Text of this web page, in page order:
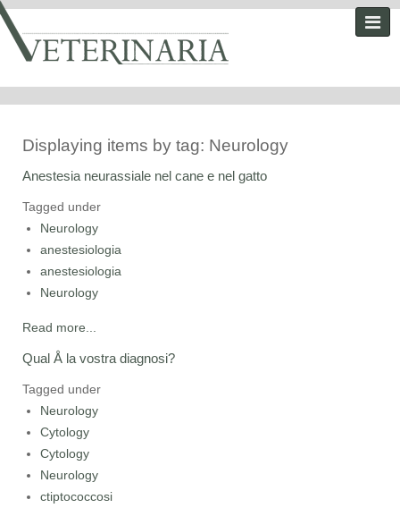
Displaying items by tag: Neurology
Anestesia neurassiale nel cane e nel gatto
Tagged under
Neurology
anestesiologia
anestesiologia
Neurology
Read more...
Qual Å la vostra diagnosi?
Tagged under
Neurology
Cytology
Cytology
Neurology
ctiptococcosi